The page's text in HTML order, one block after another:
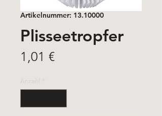
Artikelnummer: 13.10000
Plisseetropfer
1,01 €Preis
Anzahl